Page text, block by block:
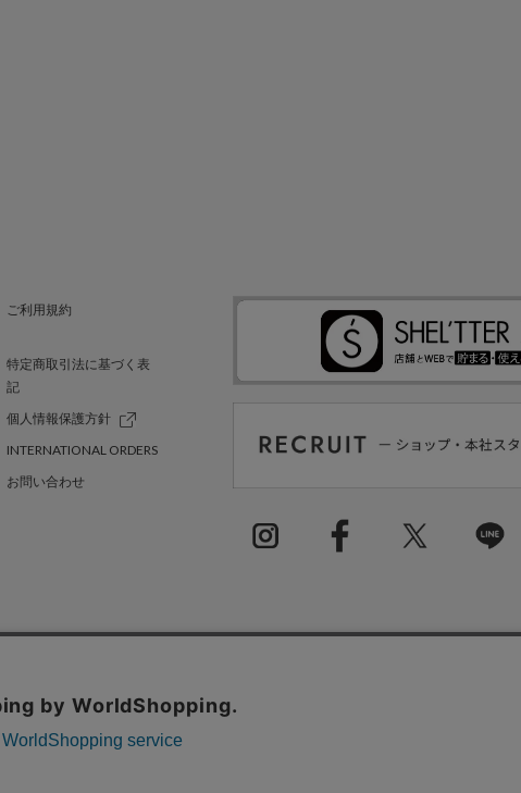
ご利用規約
特定商取引法に基づく表
記
個人情報保護方針
INTERNATIONAL ORDERS
お問い合わせ
採用情報